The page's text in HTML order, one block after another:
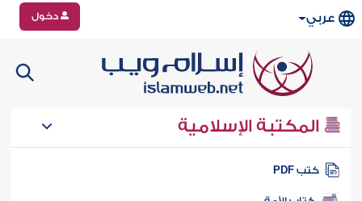
عربي دخول
المكتبة الإسلامية
كتب PDF